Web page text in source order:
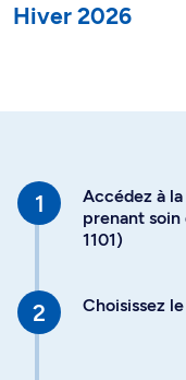
Hiver 2026
Accédez à
prenant soin
1101)
Choisissez